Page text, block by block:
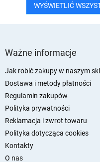
WYŚWIETLIĆ
Ważne informacje
Jak robić zakupy w naszym
Dostawa i metody płatności
Regulamin zakupów
Polityka prywatności
Reklamacja i zwrot towaru
Polityka dotycząca cookies
Kontakty
O nas